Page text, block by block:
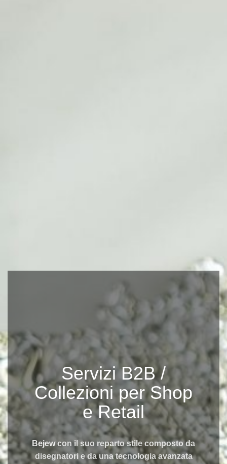
Servizi B2B /
Collezioni per Shop
e Retail
Bejewcon il suo reparto stile composto da
disegnatori e da una tecnologia avanzata